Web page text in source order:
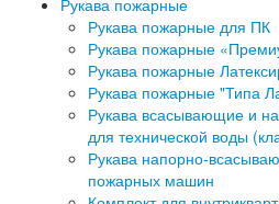
Рукава пожарные
Рукава пожарные для ПК
Рукава пожарные
Рукава пожарные
Рукава пожарные "Типа
Рукава всасывающие и
для технической воды
Рукава напорно-
пожарных машин